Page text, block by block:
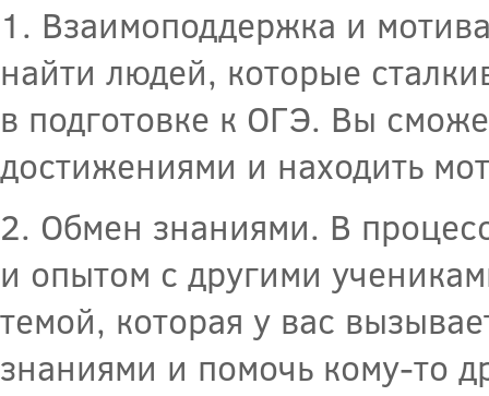
1. Взаимоподдержка и
найти людей, которые
в подготовке к ОГЭ. Вы
достижениями и находить
2. Обмен знаниями. В
и опытом с другими
темой, которая у вас
знаниями и помочь кому-то